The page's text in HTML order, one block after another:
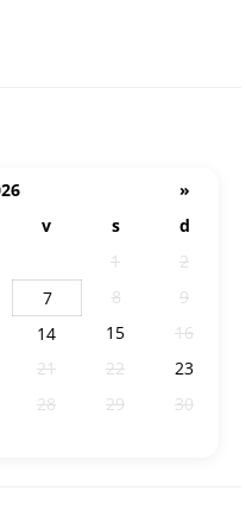
»
v s
d
1
2
7 8
9
14 15
16
21 22
23
28 29
30